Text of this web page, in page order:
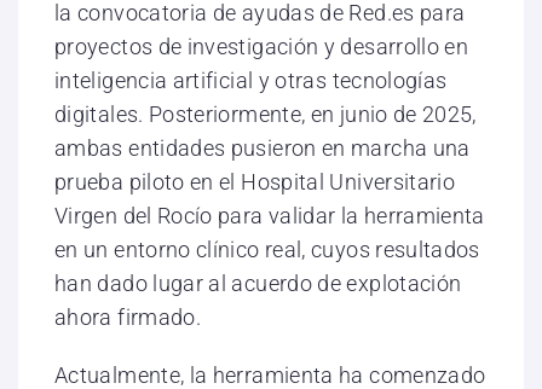
la convocatoria de ayudas de Red.es para
proyectos de investigación y desarrollo en
inteligencia artificial y otras tecnologías
digitales. Posteriormente, en junio de 2025,
ambas entidades pusieron en marcha una
prueba piloto en el Hospital Universitario
Virgen del Rocío para validar la herramienta
en un entorno clínico real, cuyos resultados
han dado lugar al acuerdo de explotación
ahora firmado.
Actualmente, la herramienta ha comenzado